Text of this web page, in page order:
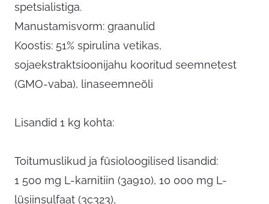
spetsialistiga.
Manustamisvorm: graanulid
Koostis: 51% spirulina vetikas,
sojaekstraktsioonijahu kooritud seemnetest
(GMO-vaba), linaseemneõli
Lisandid 1 kg kohta:
Toitumuslikud ja füsioloogilised lisandid:
1 500 mg L-karnitiin (3a910), 10 000 mg L-
lüsiinsulfaat (3c323),